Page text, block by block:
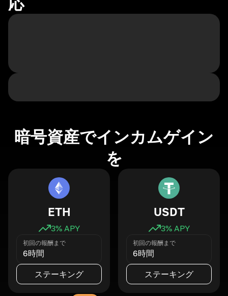
暗号資産でインカムゲイン
を
ETH
3% APY
初回の報酬まで
6時間
ステーキング
USDT
3% APY
初回の報酬まで
6時間
ステーキング